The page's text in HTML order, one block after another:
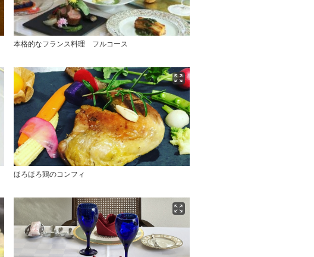
本格的なフランス料理 フルコース
ほろほろ鶏のコンフィ